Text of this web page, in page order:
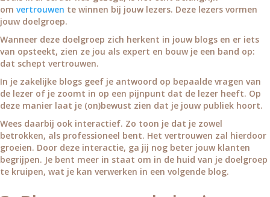
om vertrouwen te winnen bij jouw lezers. Deze lezers vormen
jouw doelgroep.
Wanneer deze doelgroep zich herkent in jouw blogs en er iets
van opsteekt, zien ze jou als expert en bouw je een band op:
dat schept vertrouwen.
In je zakelijke blogs geef je antwoord op bepaalde vragen van
de lezer of je zoomt in op een pijnpunt dat de lezer heeft. Op
deze manier laat je (on)bewust zien dat je jouw publiek hoort.
Wees daarbij ook interactief. Zo toon je dat je zowel
betrokken, als professioneel bent. Het vertrouwen zal hierdoor
groeien. Door deze interactie, ga jij nog beter jouw klanten
begrijpen. Je bent meer in staat om in de huid van je doelgroep
te kruipen, wat je kan verwerken in een volgende blog.